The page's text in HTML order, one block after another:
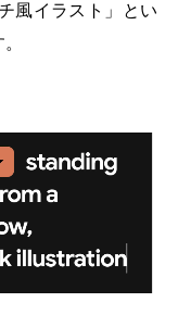
風イラスト」とい